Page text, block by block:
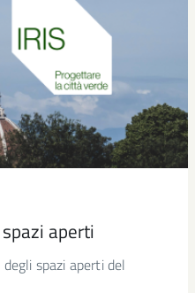
aperti
spazi aperti del